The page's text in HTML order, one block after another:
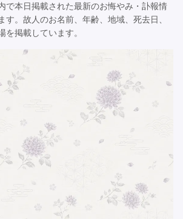
で本日掲載された最新のお悔やみ・訃報情
す。故人のお名前、年齢、地域、死去日、
を掲載しています。